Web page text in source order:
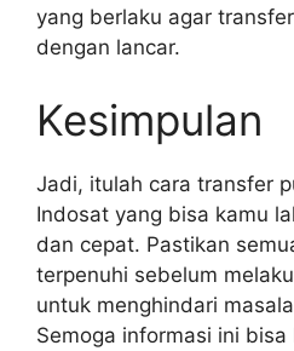
yang berlaku agar
dengan lancar.
Kesimpulan
Jadi, itulah cara transfer
Indosat yang bisa kamu
dan cepat. Pastikan
terpenuhi sebelum
untuk menghindari
Semoga informasi ini